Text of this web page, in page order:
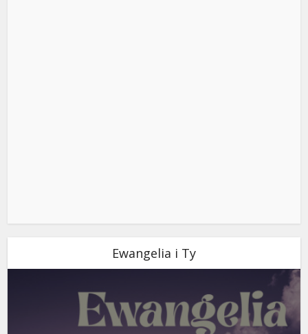
Ewangelia i Ty